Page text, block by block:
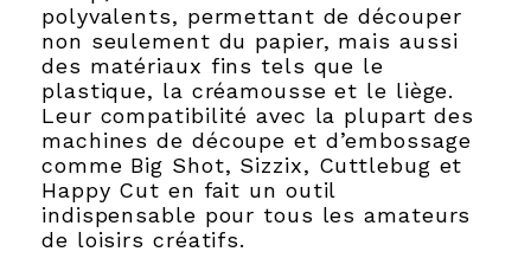
polyvalents, permettant de découper
non seulement du papier, mais aussi
des matériaux fins tels que le
plastique, la créamousse et le liège.
Leur compatibilité avec la plupart des
machines de découpe et d’embossage
comme Big Shot, Sizzix, Cuttlebug et
Happy Cut en fait un outil
indispensable pour tous les amateurs
de loisirs créatifs.